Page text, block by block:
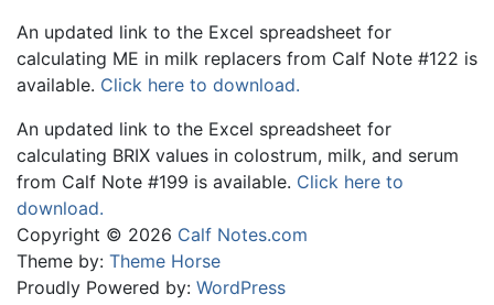
An updated link to the Excel spreadsheet for
calculating ME in milk replacers from Calf Note #122 is
available. Click here to download.
An updated link to the Excel spreadsheet for
calculating BRIX values in colostrum, milk, and serum
from Calf Note #199 is available. Click here to
download.
Copyright © 2026 Calf Notes.com
Theme by: Theme Horse
Proudly Powered by: WordPress